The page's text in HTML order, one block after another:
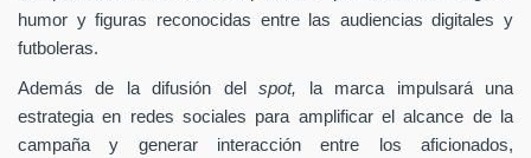
humor y figuras reconocidas entre las audiencias digitales y
futboleras.
Además de la difusión delspot,
la marca impulsará una
estrategia en redes sociales para amplificar el alcance de la
campaña y generar interacción entre los aficionados,